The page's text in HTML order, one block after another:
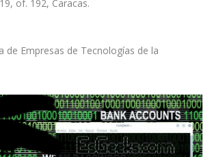
of. 192, Caracas.
de Empresas de Tecnologías de la